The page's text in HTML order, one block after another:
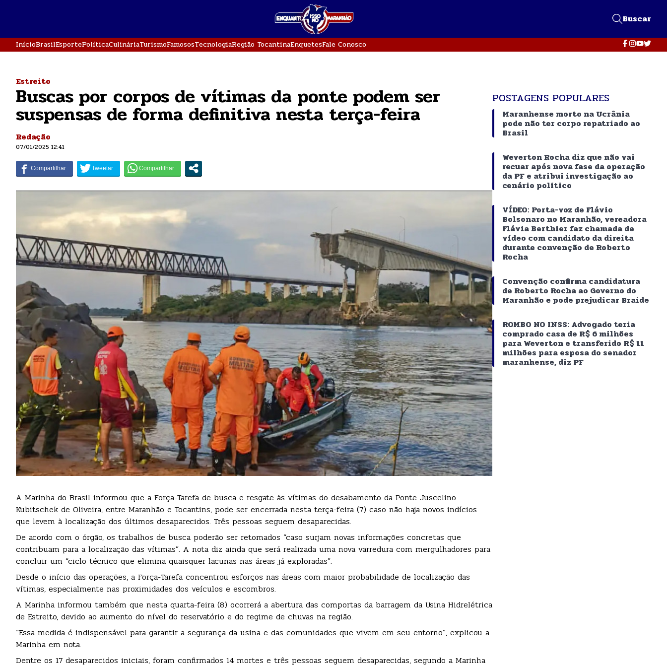
Buscar
InícioBrasilEsportePolíticaCulináriaTurismoFamososTecnologiaRegião TocantinaEnquetesFale Conosco
Estreito
Buscas por corpos de vítimas da ponte podem ser
suspensas de forma definitiva nesta terça-feira
Redação
07/01/2025 12:41
A Marinha do Brasil informou que a Força-Tarefa de busca e resgate às vítimas do desabamento da Ponte Juscelino
Kubitschek de Oliveira, entre Maranhão e Tocantins, pode ser encerrada nesta terça-feira (7) caso não haja novos indícios
que levem à localização dos últimos desaparecidos. Três pessoas seguem desaparecidas.
De acordo com o órgão, os trabalhos de busca poderão ser retomados “caso surjam novas informações concretas que
contribuam para a localização das vítimas”. A nota diz ainda que será realizada uma nova varredura com mergulhadores para
concluir um “ciclo técnico que elimina quaisquer lacunas nas áreas já exploradas”.
Desde o início das operações, a Força-Tarefa concentrou esforços nas áreas com maior probabilidade de localização das
vítimas, especialmente nas proximidades dos veículos e escombros.
A Marinha informou também que nesta quarta-feira (8) ocorrerá a abertura das comportas da barragem da Usina Hidrelétrica
de Estreito, devido ao aumento do nível do reservatório e do regime de chuvas na região.
“Essa medida é indispensável para garantir a segurança da usina e das comunidades que vivem em seu entorno”, explicou a
Marinha em nota.
Dentre os 17 desaparecidos iniciais, foram confirmados 14 mortes e três pessoas seguem desaparecidas, segundo a Marinha
POSTAGENS POPULARES
Maranhense morto na Ucrânia
pode não ter corpo repatriado ao
Brasil
Weverton Rocha diz que não vai
recuar após nova fase da operação
da PF e atribui investigação ao
cenário político
VÍDEO: Porta-voz de Flávio
Bolsonaro no Maranhão, vereadora
Flávia Berthier faz chamada de
vídeo com candidato da direita
durante convenção de Roberto
Rocha
Convenção confirma candidatura
de Roberto Rocha ao Governo do
Maranhão e pode prejudicar Braide
ROMBO NO INSS: Advogado teria
comprado casa de R$ 6 milhões
para Weverton e transferido R$ 11
milhões para esposa do senador
maranhense, diz PF